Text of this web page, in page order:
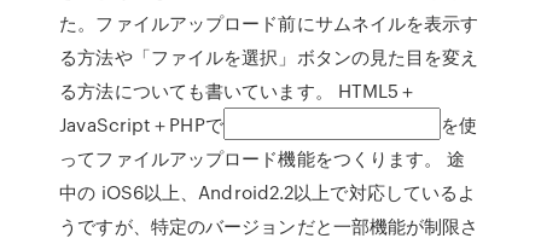
た。ファイルアップロード前にサムネイルを表示す
る方法や「ファイルを選択」ボタンの見た目を変え
る方法についても書いています。 HTML5＋
JavaScript＋PHPで
を使
ってファイルアップロード機能をつくります。 途
中の iOS6以上、Android2.2以上で対応しているよ
うですが、特定のバージョンだと一部機能が制限さ